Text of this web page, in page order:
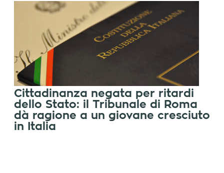
Cittadinanza negata per ritardi
dello Stato: il Tribunale di Roma
dà ragione a un giovane cresciuto
in Italia